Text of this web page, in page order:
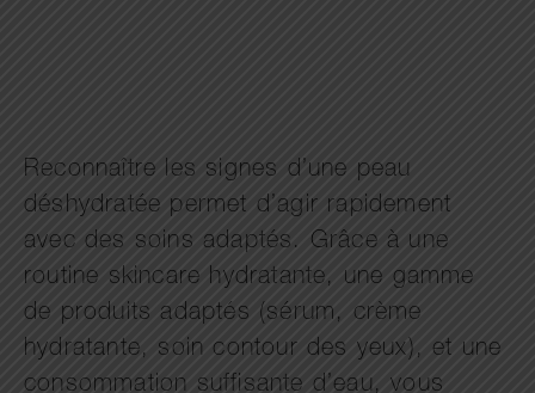
Reconnaître les signes d’une peau
déshydratée permet d’agir rapidement
avec des soins adaptés. Grâce à une
routine skincare hydratante, une gamme
de produits adaptés (sérum, crème
hydratante, soin contour des yeux), et une
consommation suffisante d’eau, vous